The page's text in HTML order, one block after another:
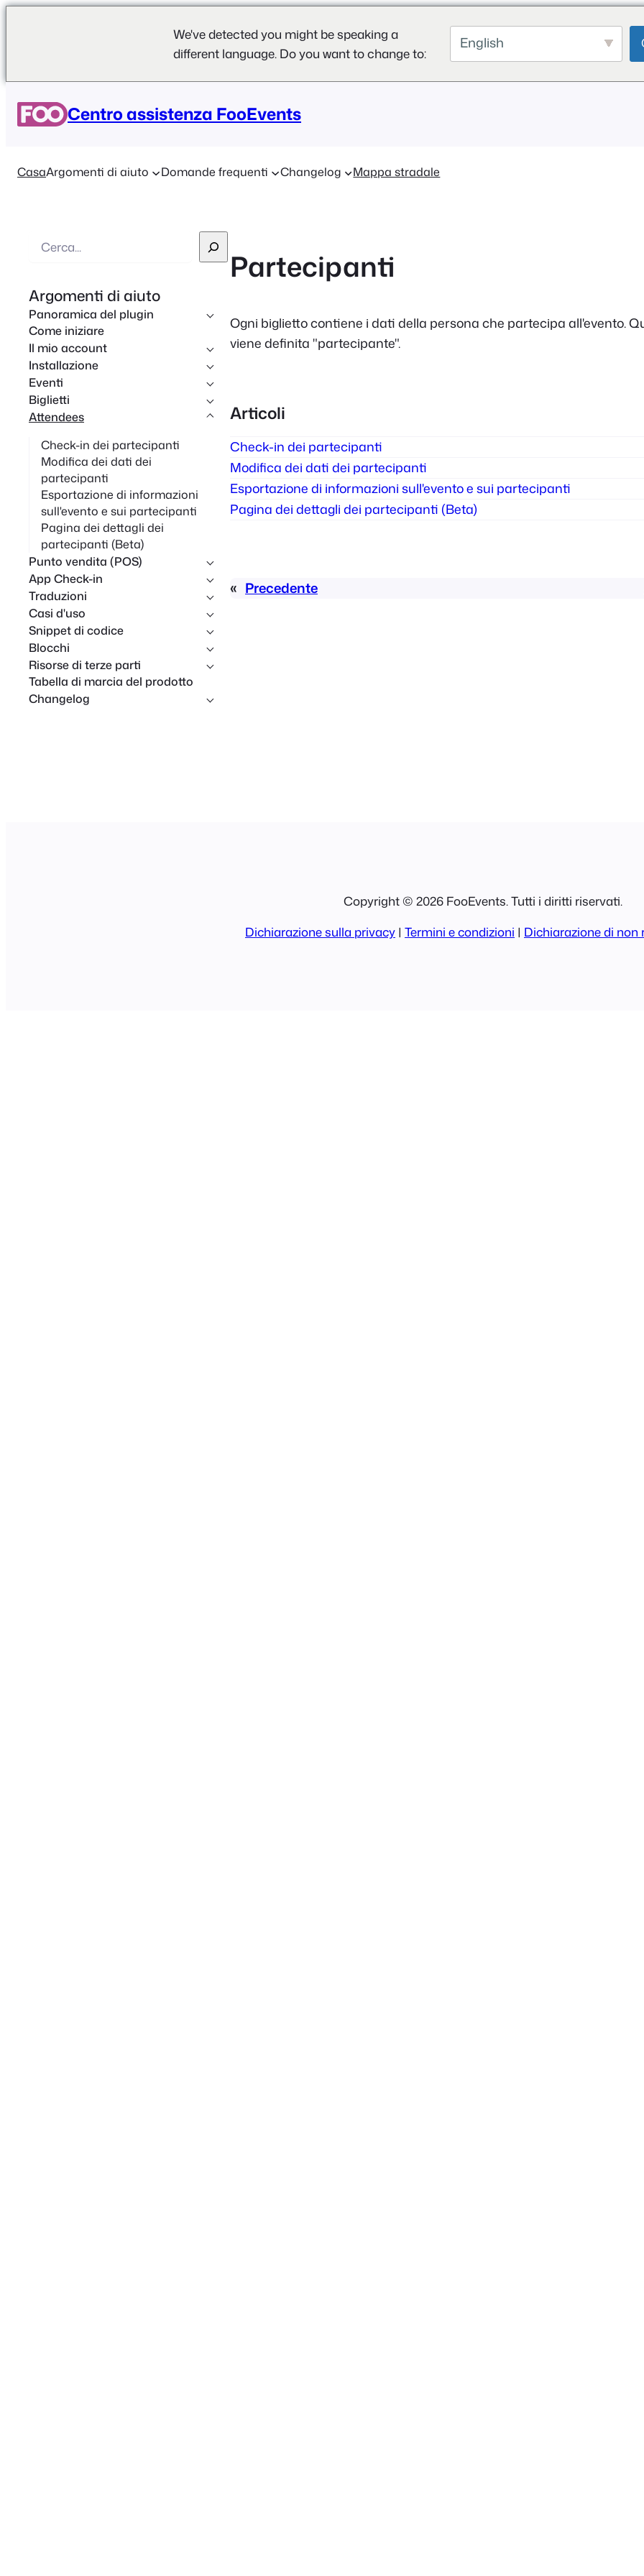
We've detected you might be speaking a
different language. Do you want to change to:
English
Centro assistenza FooEvents
CasaArgomenti di aiuto Domande frequenti Changelog Mappa stradale
e
r
c
a
Argomenti di aiuto
Panoramica del plugin
Come iniziare
Il mio account
Installazione
Eventi
Biglietti
Attendees
Check-in dei partecipanti
Modifica dei dati dei
partecipanti
Esportazione di informazioni
sull'evento e sui partecipanti
Pagina dei dettagli dei
partecipanti (Beta)
Punto vendita (POS)
App Check-in
Traduzioni
Casi d'uso
Snippet di codice
Blocchi
Risorse di terze parti
Tabella di marcia del prodotto
Changelog
Partecipanti
Ogni biglietto contiene i dati della persona che partecipa all'evento.
viene definita "partecipante".
Articoli
Check-in dei partecipanti
Modifica dei dati dei partecipanti
Esportazione di informazioni sull'evento e sui partecipanti
Pagina dei dettagli dei partecipanti (Beta)
« Precedente
Copyright © 2026 FooEvents. Tutti i diritti riservati.
Dichiarazione sulla privacy | Termini e condizioni | Dichiarazione di non